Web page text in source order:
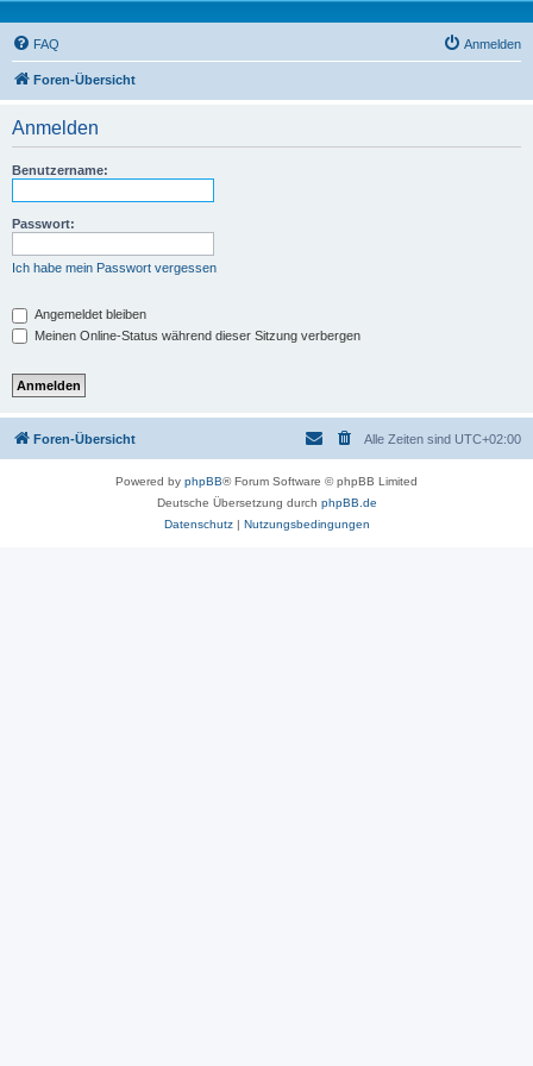
FAQ Anmelden
Foren-Übersicht
Anmelden
Benutzername:
Passwort:
Ich habe mein Passwort vergessen
Angemeldet bleiben
Meinen Online-Status während dieser Sitzung verbergen
Foren-Übersicht Alle Zeiten sind UTC+02:00
Powered by phpBB® Forum Software © phpBB Limited
Deutsche Übersetzung durch phpBB.de
Datenschutz| Nutzungsbedingungen